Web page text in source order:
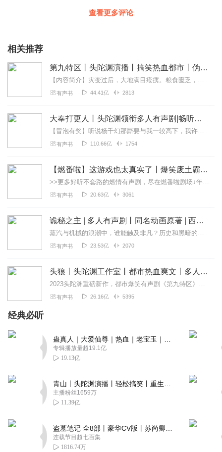
查看更多评论
相关推荐
第九特区丨头陀渊演播丨搞笑热血都市丨伪戒丨VIP免费多人有声剧
【内容简介】灾变过后，大地满目疮痍。粮食匮乏，资源紧俏，局势混乱……一位从待规划区杀出来的青年，背对着漫天黄沙，孤身来到九区谋生，却不曾想偶然结识三五好友，一念...
有声书 44.41亿 2813
大奉打更人丨头陀渊领衔多人有声剧|畅听全集|王鹤棣、田曦薇主演影视剧原著|卖报小郎君
【冒泡有奖】听说杨千幻那厮要与我一较高下，我许七安要开始装叉了！快进入声音播放页戳下方输入框，冒个泡偷偷告诉我，我要用哪些诗词才能胜过他？说得好的，有赏！202...
有声书 110.66亿 1754
【燃番啦】这游戏也太真实了丨爆笑废土霸榜神作丨紫襟剧社制作
>>更多好听不套路的燃情有声剧，尽在燃番啦剧场↓年度重磅推荐本专辑为VIP免费专辑每天上午10点5集更新，订阅可以听到最新内容哦！每周抽一个专辑五星优质评论送...
有声书 20.63亿 3061
诡秘之主 | 多人有声剧丨同名动画原著 | 西幻克苏鲁 | 乌贼作品
蒸汽与机械的浪潮中，谁能触及非凡？历史和黑暗的迷雾里，又是谁在耳语？我从诡秘中醒来，睁眼看见这个世界：枪械，大炮，巨舰，飞空艇，差分机；魔药，占卜，诅咒，倒吊人...
有声书 23.53亿 2070
头狼丨头陀渊工作室丨都市热血爽文丨多人有声剧
2023头陀渊重磅新作，都市爆笑有声剧《第九特区》，点击收听！内容简介本来我只想老老实实的当条哈巴狗，可他们瞧不起我，硬生生的把我逼成一头狼！CAST旁白：...
有声书 26.16亿 5395
经典必听
专辑播放量超19.1亿
19.13亿
主播粉丝1659万
11.39亿
连载节目超七百集
1816.74万